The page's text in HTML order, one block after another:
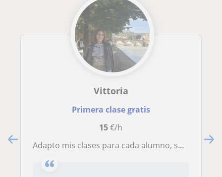
Vittoria
Primera clase gratis
15€/h
Adapto mis clases para cada alumno, soy muy paciente y me gusta enseñar idiomas como inglés, alemán o italiano